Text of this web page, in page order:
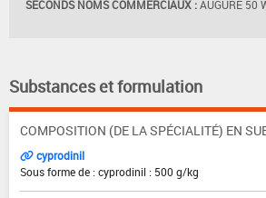
SECONDS NOMS COMMERCIAUX :AUGURE 50
Substances et formulation
COMPOSITION (DE LA SPÉCIALITÉ) EN
cyprodinil
Sous forme de : cyprodinil : 500 g/kg